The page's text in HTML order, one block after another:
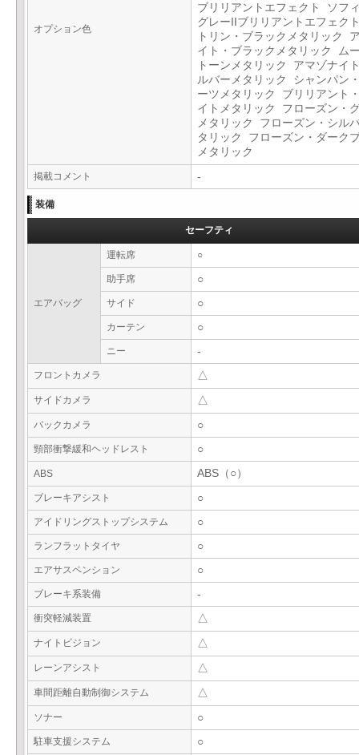
オプション色
ブリリアントエフェクト ソフ
グレーIIブリリアントエフェク
トリン・ブラックメタリック
イト・ブラックメタリック ム
トーンメタリック アマゾナイ
ルバーメタリック シャンパン
ーツメタリック ブリリアント
イトメタリック フローズン・
メタリック フローズン・シル
タリック フローズン・ダーク
メタリック
掲載コメント -
装備
セーフティ
エアバッグ
運転席 ○
助手席 ○
サイド ○
カーテン ○
ニー -
フロントカメラ △
サイドカメラ △
バックカメラ ○
頸部衝撃緩和ヘッドレスト ○
ABS ABS（○）
ブレーキアシスト ○
アイドリングストップシステム ○
ランフラットタイヤ ○
エアサスペンション ○
ブレーキ系装備 -
衝突軽減装置 △
ナイトビジョン △
レーンアシスト △
車間距離自動制御システム △
ソナー ○
駐車支援システム ○